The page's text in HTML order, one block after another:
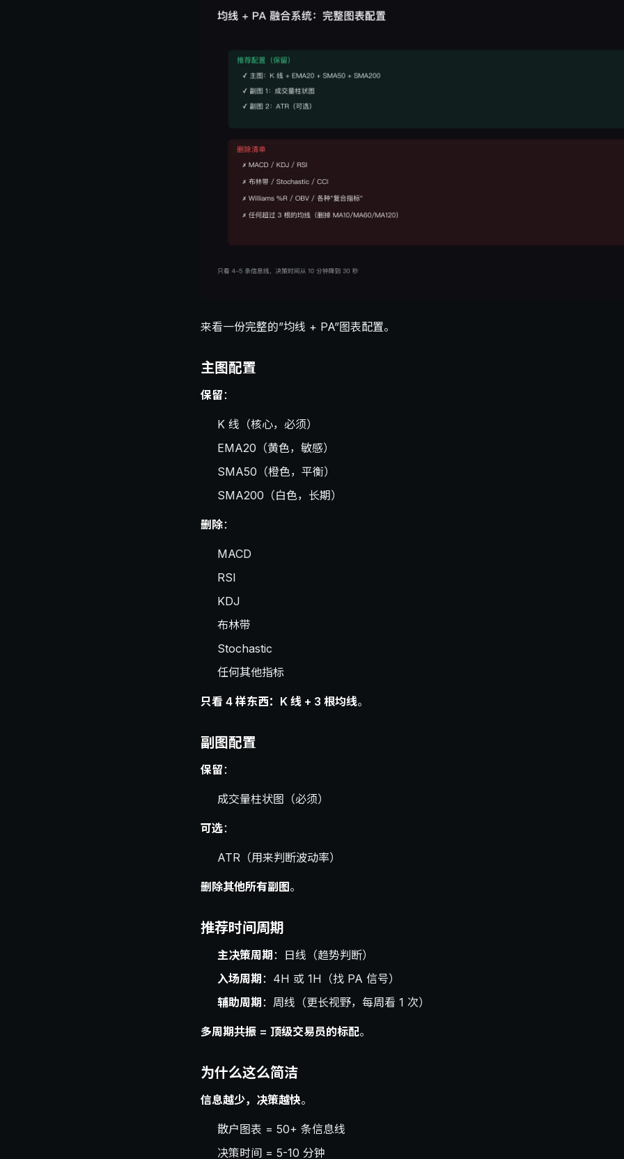
来看一份完整的”均线 + PA”图表配置。
主图配置
保留：
K 线（核心，必须）
EMA20（黄色，敏感）
SMA50（橙色，平衡）
SMA200（白色，长期）
删除：
MACD
RSI
KDJ
布林带
Stochastic
任何其他指标
只看 4 样东西：K 线 + 3 根均线。
副图配置
保留：
成交量柱状图（必须）
可选：
ATR（用来判断波动率）
删除其他所有副图。
推荐时间周期
主决策周期：日线（趋势判断）
入场周期：4H 或 1H（找 PA 信号）
辅助周期：周线（更长视野，每周看 1 次）
多周期共振 = 顶级交易员的标配。
为什么这么简洁
信息越少，决策越快。
散户图表 = 50+ 条信息线
决策时间 = 5-10 分钟